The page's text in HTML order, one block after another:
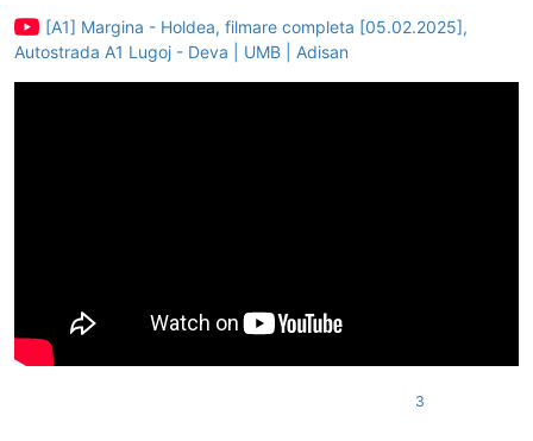
[A1] Margina - Holdea, filmare completa [05.02.2025],
Autostrada A1 Lugoj - Deva | UMB | Adisan
3